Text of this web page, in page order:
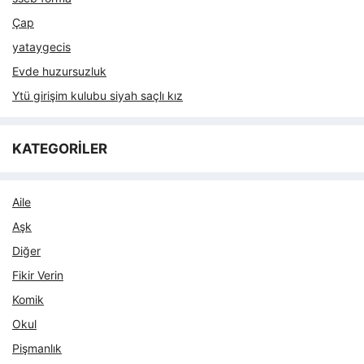
Çap
yataygecis
Evde huzursuzluk
Ytü girişim kulubu siyah saçlı kız
KATEGORİLER
Aile
Aşk
Diğer
Fikir Verin
Komik
Okul
Pişmanlık